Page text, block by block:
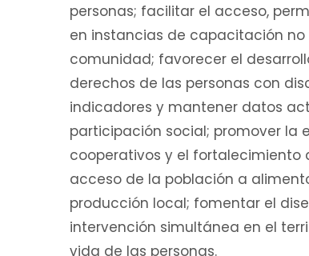
personas; facilitar el acceso,
en instancias de capacitación
comunidad; favorecer el
derechos de las personas con
indicadores y mantener datos
participación social; promover la
cooperativos y el fortalecimiento
acceso de la población a
producción local; fomentar el
intervención simultánea en el
vida de las personas.